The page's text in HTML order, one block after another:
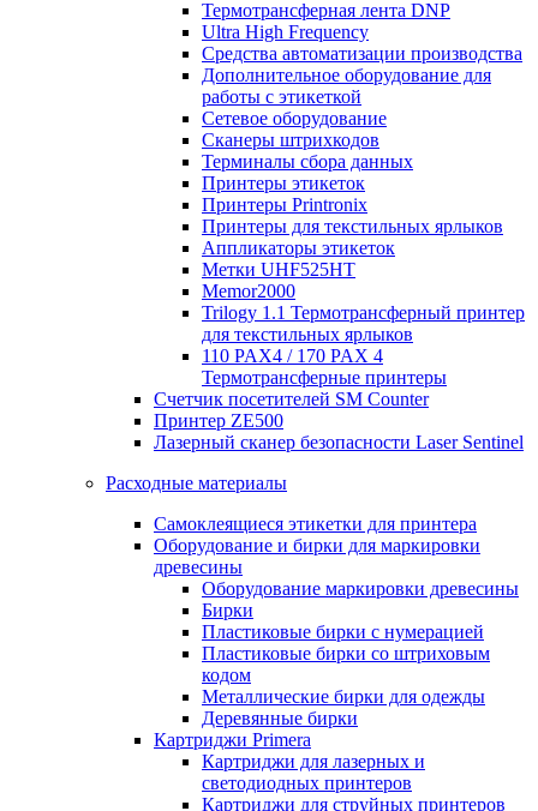
Термотрансферная лента DNP
Ultra High Frequency
Средства автоматизации производства
Дополнительное оборудование для
работы с этикеткой
Сетевое оборудование
Сканеры штрихкодов
Терминалы сбора данных
Принтеры этикеток
Принтеры Printronix
Принтеры для текстильных ярлыков
Аппликаторы этикеток
Метки UHF525HT
Memor2000
Trilogy 1.1 Термотрансферный принтер
для текстильных ярлыков
110 PAX4 / 170 PAX 4
Термотрансферные принтеры
Счетчик посетителей SM Counter
Принтер ZE500
Лазерный сканер безопасности Laser Sentinel
Расходные материалы
Самоклеящиеся этикетки для принтера
Оборудование и бирки для маркировки
древесины
Оборудование маркировки древесины
Бирки
Пластиковые бирки с нумерацией
Пластиковые бирки со штриховым
кодом
Металлические бирки для одежды
Деревянные бирки
Картриджи Primera
Картриджи для лазерных и
светодиодных принтеров
Картриджи для струйных принтеров